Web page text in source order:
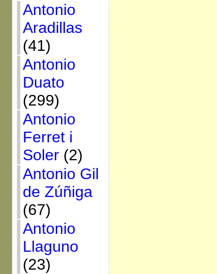
Antonio
Aradillas
(41)
Antonio
Duato
(299)
Antonio
Ferret i
Soler(2)
Antonio Gil
de Zúñiga
(67)
Antonio
Llaguno
(23)